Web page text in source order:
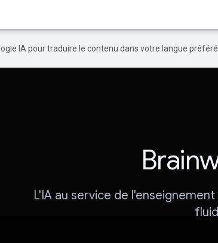
IA pour traduire le contenu dans votre langue
L'IA au service de